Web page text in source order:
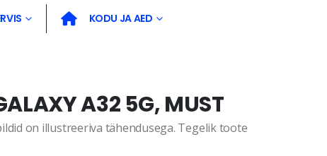
KODU JA AED
A32 5G, MUST
on illustreeriva tähendusega. Tegelik toote